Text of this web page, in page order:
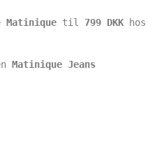
Matinique til 799 DKK hos
Matinique Jeans